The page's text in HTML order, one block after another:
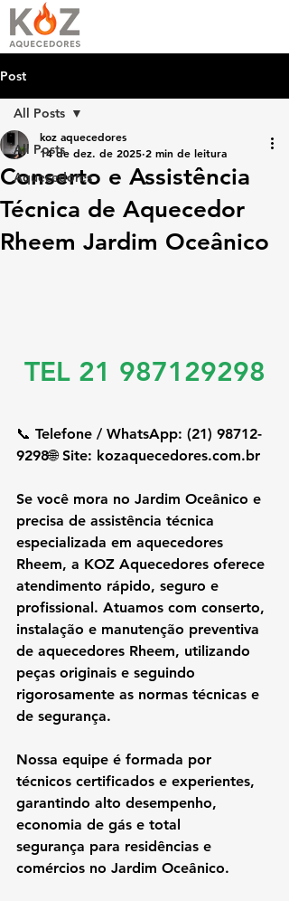
Post
All Posts
Aquecedores
All Posts
Conserto e Assistência
Técnica de Aquecedor
Rheem Jardim Oceânico
koz aquecedores
14 de dez. de 2025 2 min de leitura
TEL 21 987129298
📞 Telefone / WhatsApp: (21) 98712-
9298🌐 Site: kozaquecedores.com.br
Se você mora no Jardim Oceânico e
precisa de assistência técnica
especializada em aquecedores
Rheem, a KOZ Aquecedores oferece
atendimento rápido, seguro e
profissional. Atuamos com conserto,
instalação e manutenção preventiva
de aquecedores Rheem, utilizando
peças originais e seguindo
rigorosamente as normas técnicas e
de segurança.
Nossa equipe é formada por
técnicos certificados e experientes,
garantindo alto desempenho,
economia de gás e total
segurança para residências e
comércios no Jardim Oceânico.